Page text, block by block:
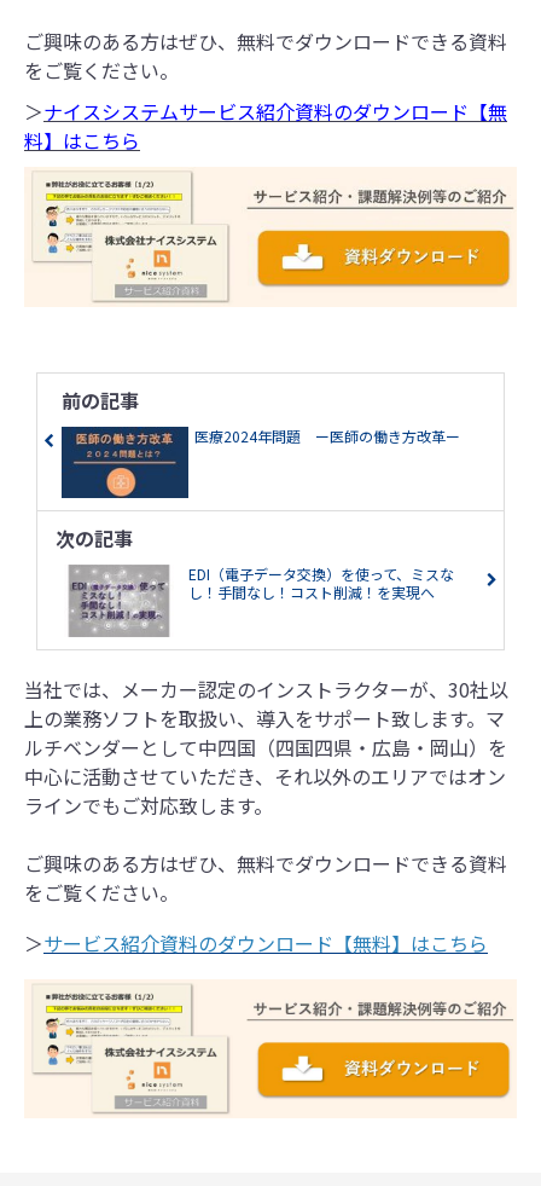
ご興味のある方はぜひ、無料でダウンロードできる資料
をご覧ください。
＞ナイスシステムサービス紹介資料のダウンロード【無
料】はこちら
前の記事
医療2024年問題 ー医師の働き方改革ー
次の記事
EDI（電子データ交換）を使って、ミスな
し！手間なし！コスト削減！を実現へ
当社では、メーカー認定のインストラクターが、30社以
上の業務ソフトを取扱い、導入をサポート致します。マ
ルチベンダーとして中四国（四国四県・広島・岡山）を
中心に活動させていただき、それ以外のエリアではオン
ラインでもご対応致します。
ご興味のある方はぜひ、無料でダウンロードできる資料
をご覧ください。
＞サービス紹介資料のダウンロード【無料】はこちら